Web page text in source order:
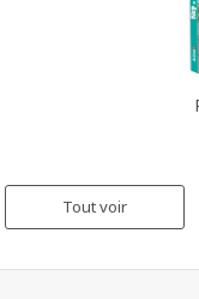
Tout voir